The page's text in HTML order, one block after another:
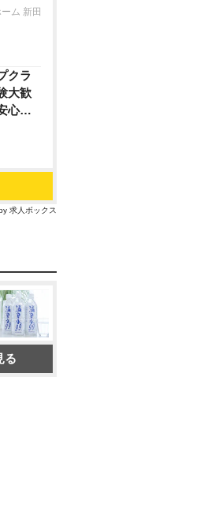
ム 新田
クラ
大歓
心デ
求人ボックス
る